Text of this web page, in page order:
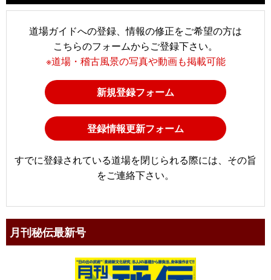
道場ガイドへの登録、情報の修正をご希望の方は
こちらのフォームからご登録下さい。
※道場・稽古風景の写真や動画も掲載可能
新規登録フォーム
登録情報更新フォーム
すでに登録されている道場を閉じられる際には、その旨
をご連絡下さい。
月刊秘伝最新号